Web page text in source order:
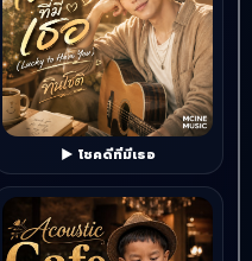
▶ โชคดีที่มีเธอ